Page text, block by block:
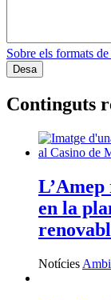
Sobre els formats
Continguts
en la
Notícies